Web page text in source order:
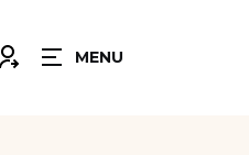
FERMER
CONNEXIONMENU